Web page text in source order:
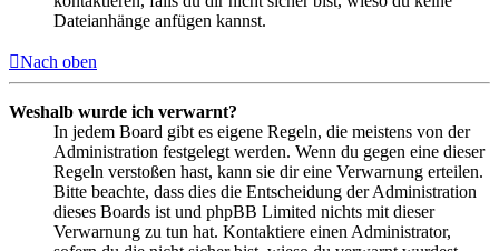
Dateianhänge anfügen kannst.
Nach oben
Weshalb wurde ich verwarnt?
In jedem Board gibt es eigene Regeln, die meistens von der
Administration festgelegt werden. Wenn du gegen eine dieser
Regeln verstoßen hast, kann sie dir eine Verwarnung erteilen.
Bitte beachte, dass dies die Entscheidung der Administration
dieses Boards ist und phpBB Limited nichts mit dieser
Verwarnung zu tun hat. Kontaktiere einen Administrator,